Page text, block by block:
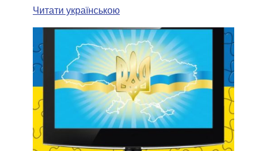
МЭРЫ
ВСЕ ПЕРСОНЫ
СРАВНЕНИЕ ПОЛИТИКОВ
Читати українською